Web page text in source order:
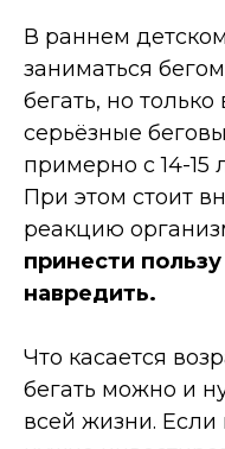
В раннем
заниматься
бегать, но
серьёзные
примерно с 14-15
При этом стоит
реакцию
принести
навредить.
Что касается
бегать можно и
всей жизни. Если